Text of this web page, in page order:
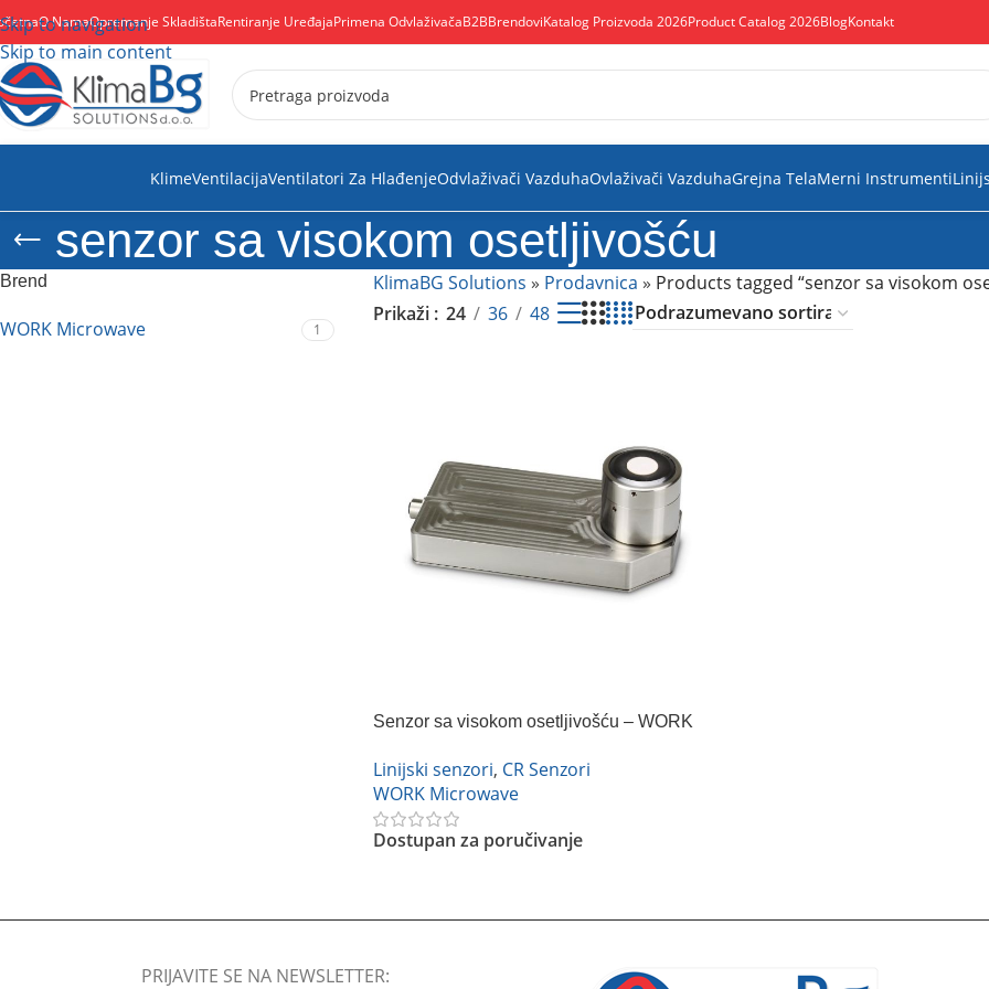
Skip to navigation
Skip to main content
O NamaOpremanje SkladištaRentiranje UređajaPrimena OdvlaživačaB2BBrendoviKatalog Proizvoda 2026Product Catalog 2026BlogKontakt
KlimeVentilacijaVentilatori Za HlađenjeOdvlaživači VazduhaOvlaživači VazduhaGrejna TelaMerni Instrumenti
senzor sa visokom osetljivošću
Brend
WORK Microwave 1
KlimaBG Solutions » Prodavnica » Products tagged “senzor sa visokom
Prikaži
24 36 48
Senzor sa visokom osetljivošću – WORK
Linijski senzori, CR Senzori
WORK Microwave
Dostupan za poručivanje
PRIJAVITE SE NA NEWSLETTER: